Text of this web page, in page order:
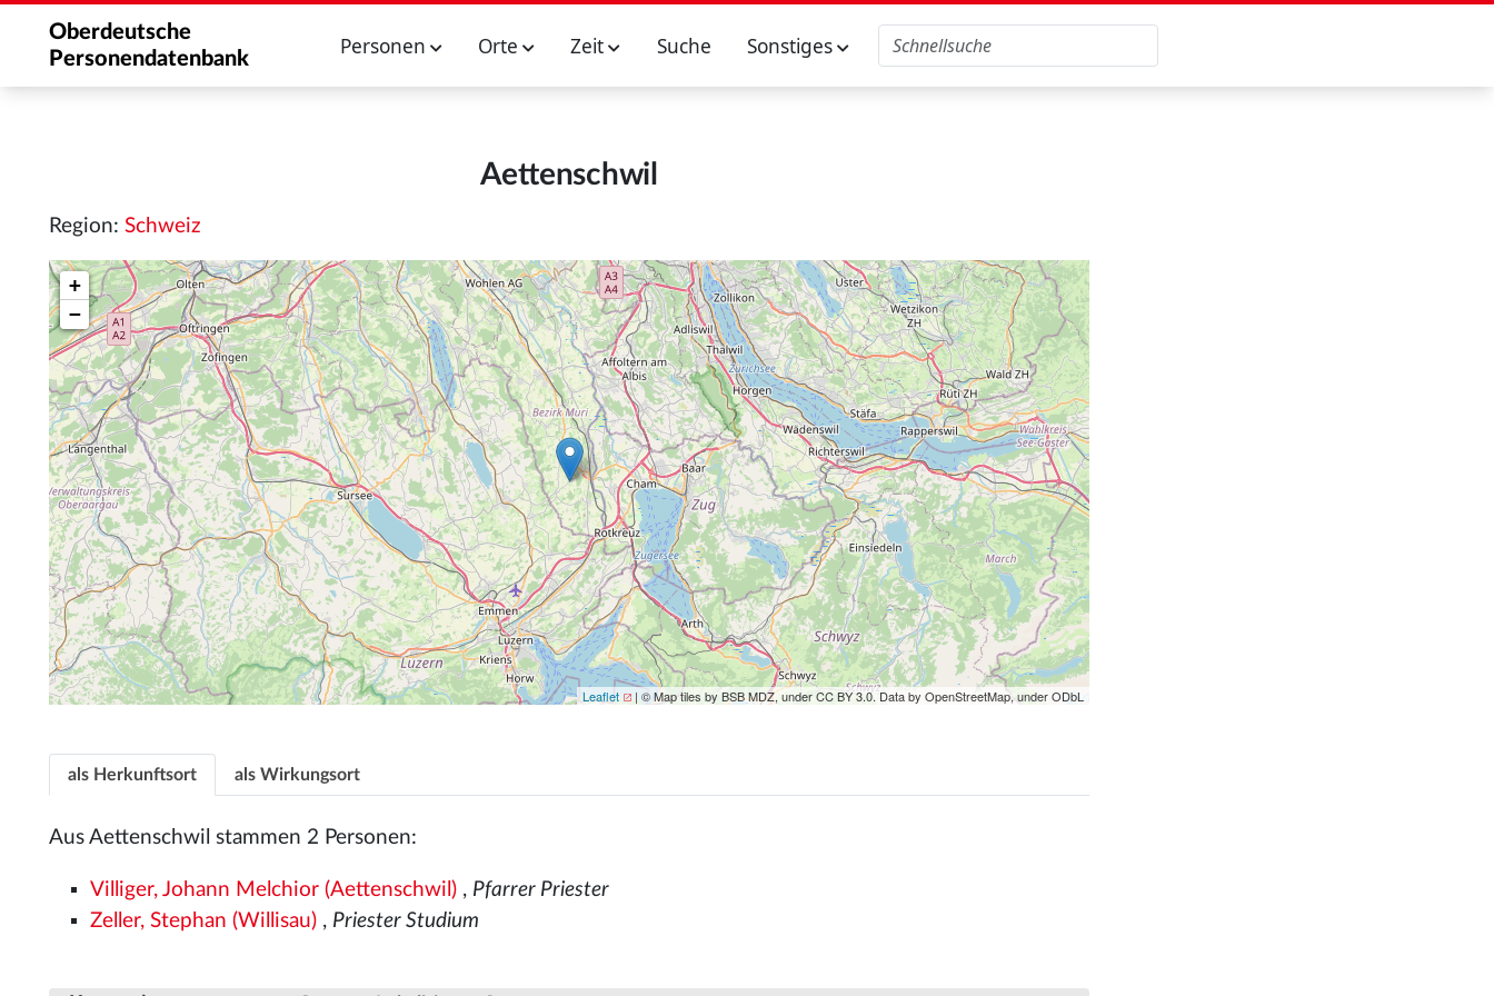
Oberdeutsche
Personendatenbank
Personen Orte Zeit Suche Sonstiges
Aettenschwil
Region: Schweiz
+
−
Leaflet | © Map tiles by BSB MDZ, under CC BY 3.0. Data by OpenStreetMap, under ODbL
als Herkunftsort als Wirkungsort
Aus Aettenschwil stammen 2 Personen:
Villiger, Johann Melchior (Aettenschwil) , Pfarrer Priester
Zeller, Stephan (Willisau) , Priester Studium